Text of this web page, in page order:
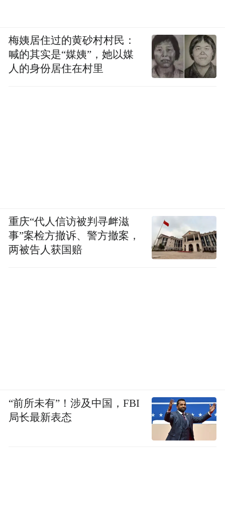
梅姨居住过的黄砂村村民：
喊的其实是“媒姨”，她以媒
人的身份居住在村里
重庆“代人信访被判寻衅滋
事”案检方撤诉、警方撤案，
两被告人获国赔
“前所未有”！涉及中国，FBI
局长最新表态